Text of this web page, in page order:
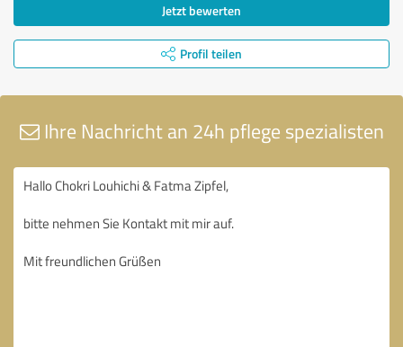
Jetzt bewerten
Profil teilen
Ihre Nachricht an 24h pflege spezialisten